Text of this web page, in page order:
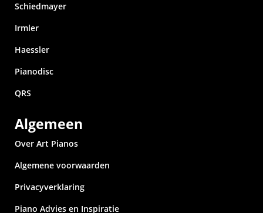
Schiedmayer
Irmler
Haessler
Pianodisc
QRS
Algemeen
Over Art Pianos
Algemene voorwaarden
Privacyverklaring
Piano Advies en Inspiratie